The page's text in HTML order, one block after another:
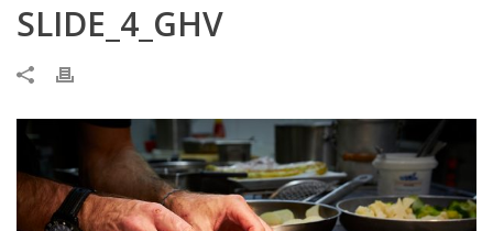
SLIDE_4_GHV